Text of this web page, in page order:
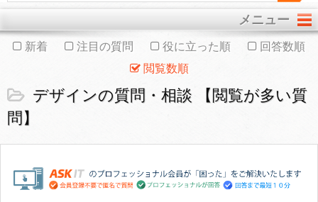
メニュー
新着 注目の質問 役に立った順
回答数順
閲覧数順
デザインの質問・相談 【閲覧が多い質
問】